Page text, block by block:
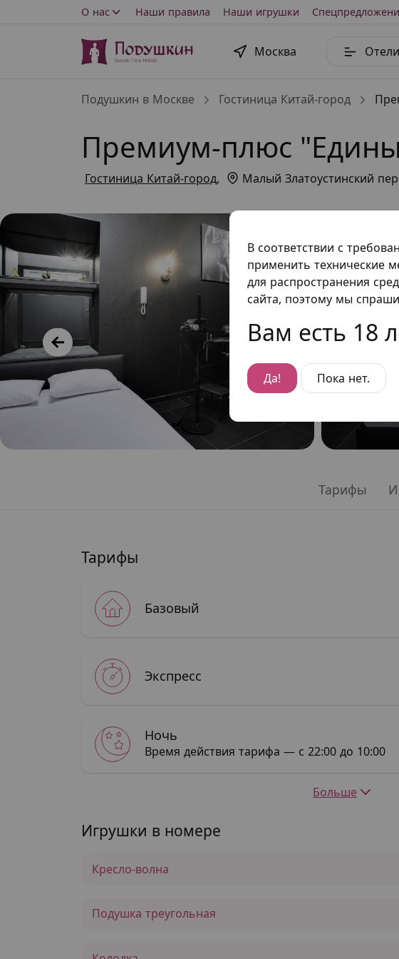
В соответствии с
применить технические
для распространения
сайта, поэтому мы
Вам есть 18
Да! Пока нет.
О нас Наши правила Наши игрушки
Москва Отели
Подушкин в Москве Гостиница Китай-город
Премиум-плюс
Гостиница Китай-город, Малый Златоустинский
Тарифы
Тарифы
Базовый
Экспресс
Ночь
Время действия тарифа — с 22:00 до 10:00
Больше
Игрушки в номере
Кресло-волна
Подушка треугольная